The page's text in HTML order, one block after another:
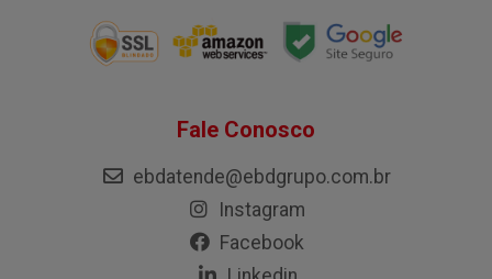
Fale Conosco
ebdatende@ebdgrupo.com.br
Instagram
Facebook